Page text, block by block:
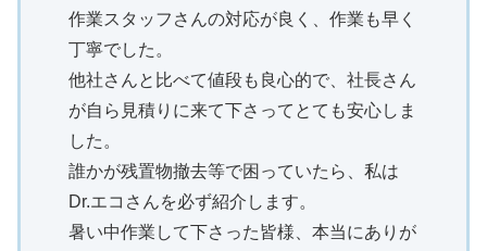
作業スタッフさんの対応が良く、作業も早く
丁寧でした。
他社さんと比べて値段も良心的で、社長さん
が自ら見積りに来て下さってとても安心しま
した。
誰かが残置物撤去等で困っていたら、私は
Dr.エコさんを必ず紹介します。
暑い中作業して下さった皆様、本当にありが